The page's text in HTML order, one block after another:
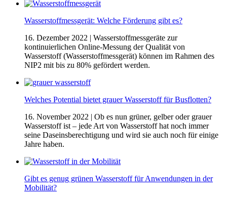
Wasserstoffmessgerät: Welche Förderung gibt es?
16. Dezember 2022 | Wasserstoffmessgeräte zur
kontinuierlichen Online-Messung der Qualität von
Wasserstoff (Wasserstoffmessgerät) können im Rahmen des
NIP2 mit bis zu 80% gefördert werden.
Welches Potential bietet grauer Wasserstoff für Busflotten?
16. November 2022 | Ob es nun grüner, gelber oder grauer
Wasserstoff ist – jede Art von Wasserstoff hat noch immer
seine Daseinsberechtigung und wird sie auch noch für einige
Jahre haben.
Gibt es genug grünen Wasserstoff für Anwendungen in der
Mobilität?